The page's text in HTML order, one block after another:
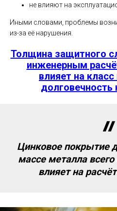
не влияют на
Иными словами, проблемы
из-за её нарушения.
Толщина защитного
инженерным
влияет на
долговечность
Цинковое покрытие
массе металла
влияет на